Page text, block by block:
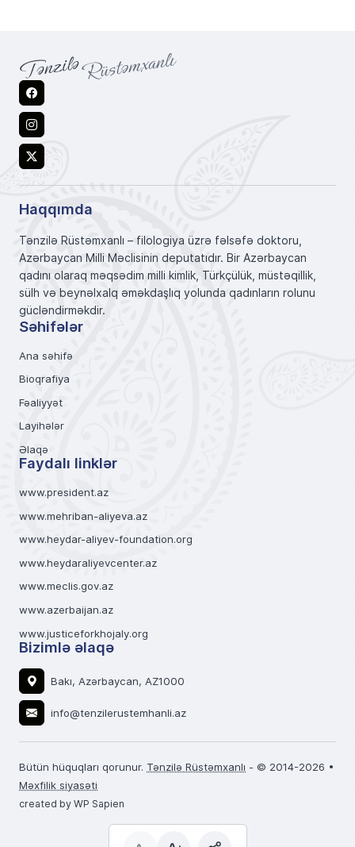
Facebook
Instagram
X
Haqqımda
Tənzilə Rüstəmxanlı – filologiya üzrə fəlsəfə doktoru,
Azərbaycan Milli Məclisinin deputatıdır. Bir Azərbaycan
qadını olaraq məqsədim milli kimlik, Türkçülük, müstəqillik,
sülh və beynəlxalq əməkdaşlıq yolunda qadınların rolunu
gücləndirməkdir.
Səhifələr
Ana səhifə
Bioqrafiya
Fəaliyyət
Layihələr
Əlaqə
Faydalı linklər
www.president.az
www.mehriban-aliyeva.az
www.heydar-aliyev-foundation.org
www.heydaraliyevcenter.az
www.meclis.gov.az
www.azerbaijan.az
www.justiceforkhojaly.org
Bizimlə əlaqə
Bakı, Azərbaycan, AZ1000
info@tenzilerustemhanli.az
Bütün hüquqları qorunur. Tənzilə Rüstəmxanlı - © 2014-2026 •
Məxfilik siyasəti
created by WP Sapien